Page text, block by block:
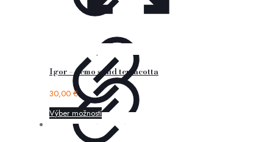
Igor – nemo solid terracotta
30,00 €
Výber možností